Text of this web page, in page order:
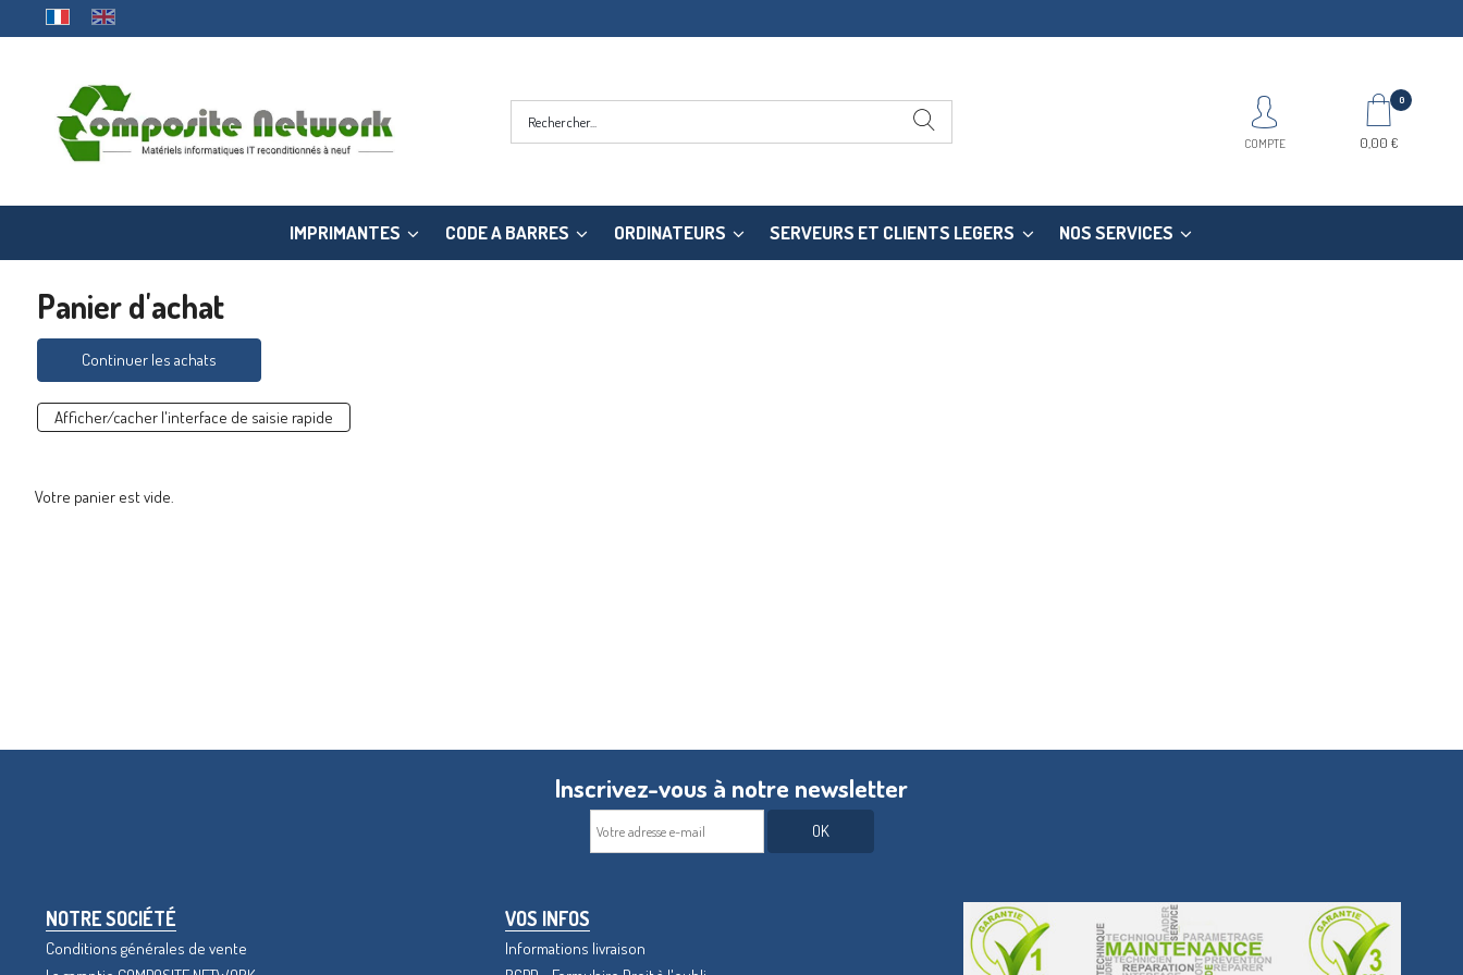
COMPTE
0
0,00 €
IMPRIMANTES CODE A BARRES ORDINATEURS SERVEURS ET CLIENTS LEGERS NOS SERVICES
Panier d'achat
Continuer les achats
Votre panier est vide.
Afficher/cacher l'interface de saisie rapide
Inscrivez-vous à notre newsletter
OK
NOTRE SOCIÉTÉ
Conditions générales de vente
VOS INFOS
Informations livraison